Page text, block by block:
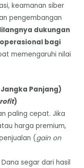
keamanan siber
pengembangan
dukungan
bagi
memengaruhi nilai
Panjang)
)
paling cepat. Jika
harga premium,
(gain on
Dana segar dari hasil